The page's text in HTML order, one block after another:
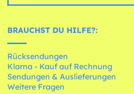
BRAUCHST DU HILFE?:
Rücksendungen
Klarna - Kauf auf Rechnung
Sendungen & Auslieferungen
Weitere Fragen